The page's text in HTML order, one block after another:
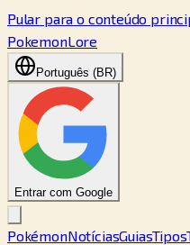
Pular para o conteúdo
PokemonLore
Português (BR)
Entrar com Google
PokémonNotíciasGuiasTipos